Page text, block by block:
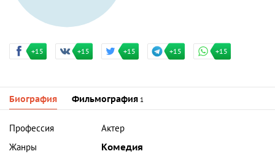
+15 +15 +15 +15 +15
Биография Фильмография 1
Профессия
Актер
Жанры
Комедия